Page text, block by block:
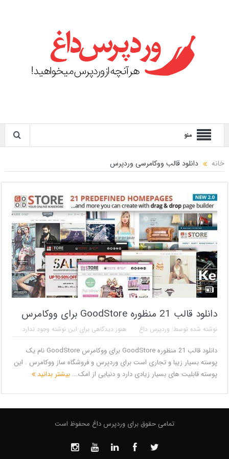
منو
خانه دانلود قالب ووکامرسی وردپرس
دانلود قالب 21 منظوره GoodStore برای ووکامرس
نوشته شده توسط: وردپرس داغ هنوز دیدگاهی برای این نوشته وجود ندارد
دانلود قالب 21 منظوره GoodStore برای ووکامرس GoodStore نام یک
پوسته بسیار زیبا و تجاری است برای وردپرس و فروشگاه ساز ووکامرس . این
پوسته قابلیت های بسیار زیادی دارد و دنیایی از امک... بیشتر بدانید
تمامی حقوق برای وردپرس داغ محفوظ است